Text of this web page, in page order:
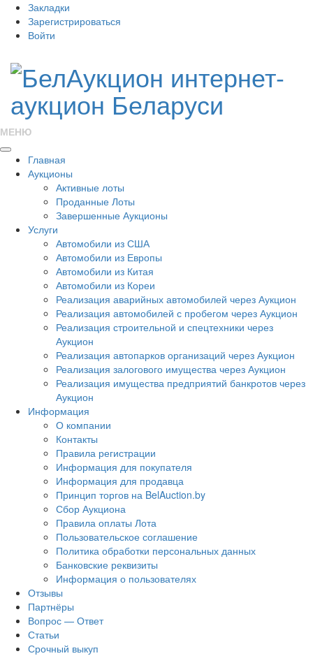
Закладки
Зарегистрироваться
Войти
МЕНЮ
Главная
Аукционы
Активные лоты
Проданные Лоты
Завершенные Аукционы
Услуги
Автомобили из США
Автомобили из Европы
Автомобили из Китая
Автомобили из Кореи
Реализация аварийных автомобилей через Аукцион
Реализация автомобилей с пробегом через Аукцион
Реализация строительной и спецтехники через
Аукцион
Реализация автопарков организаций через Аукцион
Реализация залогового имущества через Аукцион
Реализация имущества предприятий банкротов через
Аукцион
Информация
О компании
Контакты
Правила регистрации
Информация для покупателя
Информация для продавца
Принцип торгов на BelAuction.by
Сбор Аукциона
Правила оплаты Лота
Пользовательское соглашение
Политика обработки персональных данных
Банковские реквизиты
Информация о пользователях
Отзывы
Партнёры
Вопрос — Ответ
Статьи
Срочный выкуп